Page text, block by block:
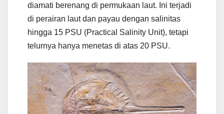
diamati berenang di permukaan laut. Ini terjadi
di perairan laut dan payau dengan salinitas
hingga 15 PSU (Practical Salinity Unit), tetapi
telurnya hanya menetas di atas 20 PSU.